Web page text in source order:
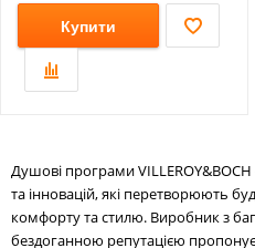
Купити
Душові програми VILLEROY&BOCH
та інновацій, які перетворюють
комфорту та стилю. Виробник з
бездоганною репутацією